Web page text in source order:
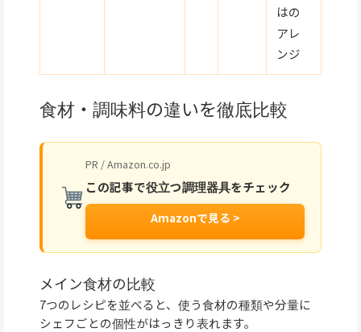
はの
アレ
ンジ
食材・調味料の違いを徹底比較
PR / Amazon.co.jp
この記事で役立つ調理器具をチェック
Amazonで見る >
メイン食材の比較
7つのレシピを並べると、使う食材の種類や分量に
シェフごとの個性がはっきり表れます。